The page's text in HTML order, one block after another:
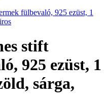
stift
925 ezüst, 1
sárga,